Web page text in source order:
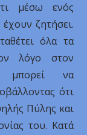
μέσω ενός
ζητήσει.
όλα τα
λόγο στον
μπορεί να
ότι
Πύλης και
του. Κατά